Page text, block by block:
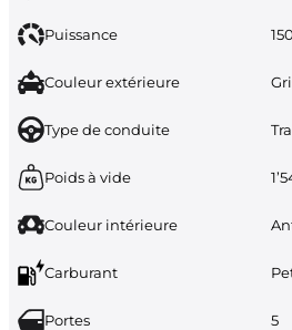
Puissance
Couleur extérieure
Type de conduite
Poids à vide
Couleur intérieure
Carburant
Portes 5